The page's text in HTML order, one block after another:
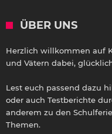
ÜBER UNS
Herzlich willkommen auf
und Vätern dabei,
Lest euch passend dazu
oder auch Testberichte
anderem zu den
Themen.